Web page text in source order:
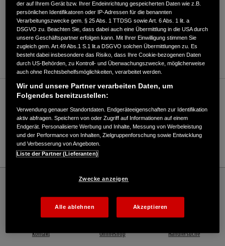
ANFAHRTSBESCHREIBUNG ANFORDERN
WEBSITE
Verkauf / Kundendienst
033834/5340
E-Mail
Rasen und Garten
Offizielle Website | The Power of Dreams
Kontakt Onlineshop Händlersuche
der auf Ihrem Gerät bzw. Ihrer Endeinrichtung gespeicherten Daten wie z.B.
persönlichen Identifikatoren oder IP-Adressen für die benannten
Verarbeitungszwecke gem. § 25 Abs. 1 TTDSG sowie Art. 6 Abs. 1 lit. a
DSGVO zu. Beachten Sie, dass dabei auch eine Übermittlung in die USA durch
unsere Geschäftspartner erfolgen kann. Mit Ihrer Einwilligung stimmen Sie
zugleich gem. Art.49 Abs.1 S.1 lit.a DSGVO solchen Übermittlungen zu. Es
besteht dabei insbesondere das Risiko, dass Ihre Cookie-bezogenen Daten
durch US-Behörden, zu Kontroll- und Überwachungszwecke, möglicherweise
auch ohne Rechtsbehelfsmöglichkeiten, verarbeitet werden.
Wir und unsere Partner verarbeiten Daten, um
Folgendes bereitzustellen:
Verwendung genauer Standortdaten. Endgeräteeigenschaften zur Identifikation
aktiv abfragen. Speichern von oder Zugriff auf Informationen auf einem
Endgerät. Personalisierte Werbung und Inhalte, Messung von Werbeleistung
und der Performance von Inhalten, Zielgruppenforschung sowie Entwicklung
und Verbesserung von Angeboten.
Liste der Partner (Lieferanten)
Zwecke anzeigen
Alle ablehnen Akzeptieren